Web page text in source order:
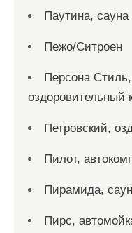
Паутина, сауна
Пежо/Ситроен
Персона
оздоровительный
Петровский,
Пилот,
Пирамида,
Пирс,